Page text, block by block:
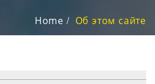
Home Об этом сайте